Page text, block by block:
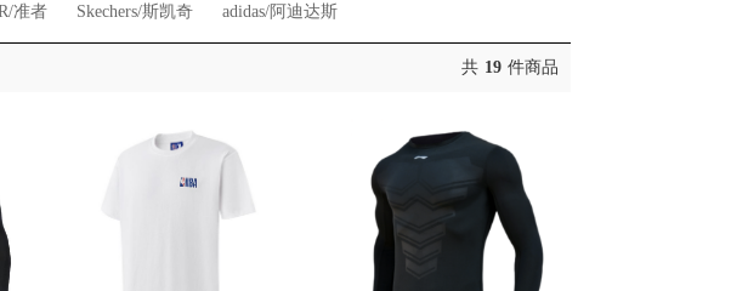
准者 Skechers/斯凯奇 adidas/阿迪达斯
共 19 件商品